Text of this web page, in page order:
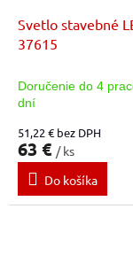
Svetlo stavebné
37615
Doručenie do 4
dní
51,22 € bez DPH
63 € / ks
Do košíka